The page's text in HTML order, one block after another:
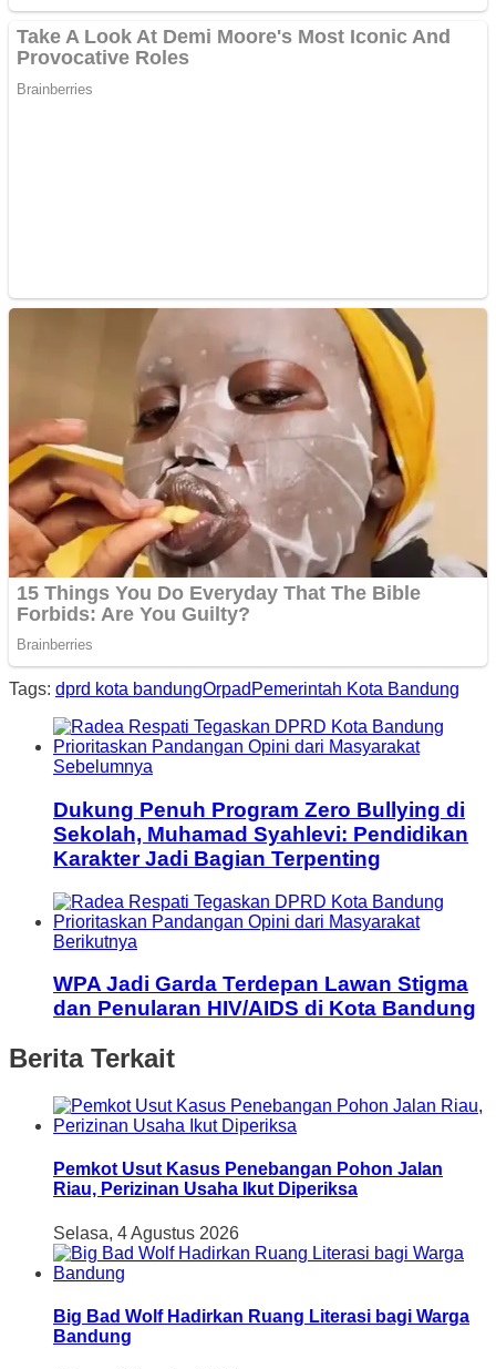
Tags: dprd kota bandungOrpad Pemerintah Kota Bandung
Sebelumnya
Dukung Penuh Program Zero Bullying di
Sekolah, Muhamad Syahlevi: Pendidikan
Karakter Jadi Bagian Terpenting
Berikutnya
WPA Jadi Garda Terdepan Lawan Stigma
dan Penularan HIV/AIDS di Kota Bandung
Berita Terkait
Pemkot Usut Kasus Penebangan Pohon Jalan
Riau, Perizinan Usaha Ikut Diperiksa
Selasa, 4 Agustus 2026
Big Bad Wolf Hadirkan Ruang Literasi bagi Warga
Bandung